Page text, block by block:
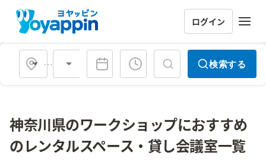
ログイン
会場タイプ 検索する
神奈川県のワークショップにおすすめ
のレンタルスペース・貸し会議室一覧